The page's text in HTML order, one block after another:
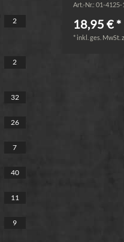
2
2
32
26
7
40
11
9
Art.-Nr.: 01-4125-
18,95 € *
* inkl. ges. MwSt.